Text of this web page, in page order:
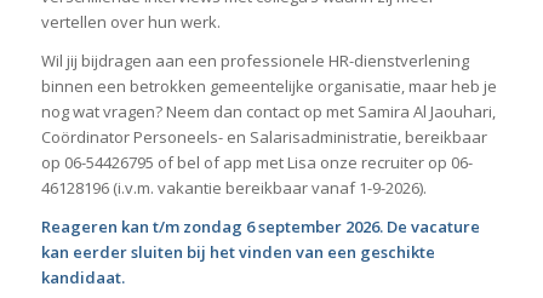
vertellen over hun werk.
Wil jij bijdragen aan een professionele HR-dienstverlening
binnen een betrokken gemeentelijke organisatie, maar heb je
nog wat vragen? Neem dan contact op met Samira Al Jaouhari,
Coördinator Personeels- en Salarisadministratie, bereikbaar
op 06-54426795 of bel of app met Lisa onze recruiter op 06-
46128196 (i.v.m. vakantie bereikbaar vanaf 1-9-2026).
Reageren kan t/m zondag 6 september 2026. De vacature
kan eerder sluiten bij het vinden van een geschikte
kandidaat.